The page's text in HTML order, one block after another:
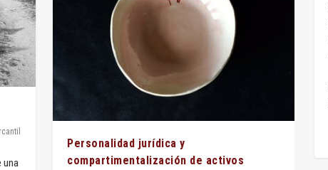
una
Personalidad jurídica y
compartimentalización de activos